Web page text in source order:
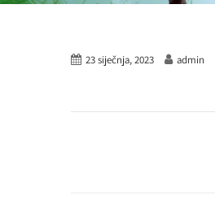
23 siječnja, 2023 admin